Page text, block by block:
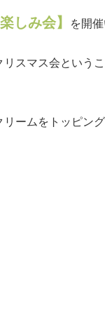
楽しみ会】 を開
リスマス会という
リームをトッピン